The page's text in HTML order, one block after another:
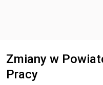
Zmiany w
Pracy